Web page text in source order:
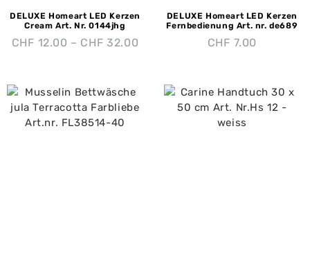
DELUXE Homeart LED Kerzen
Cream Art. Nr. 0144jhg
CHF 12.00 – CHF 32.00
DELUXE Homeart LED Kerzen
Fernbedienung Art. nr. de689
CHF 7.00